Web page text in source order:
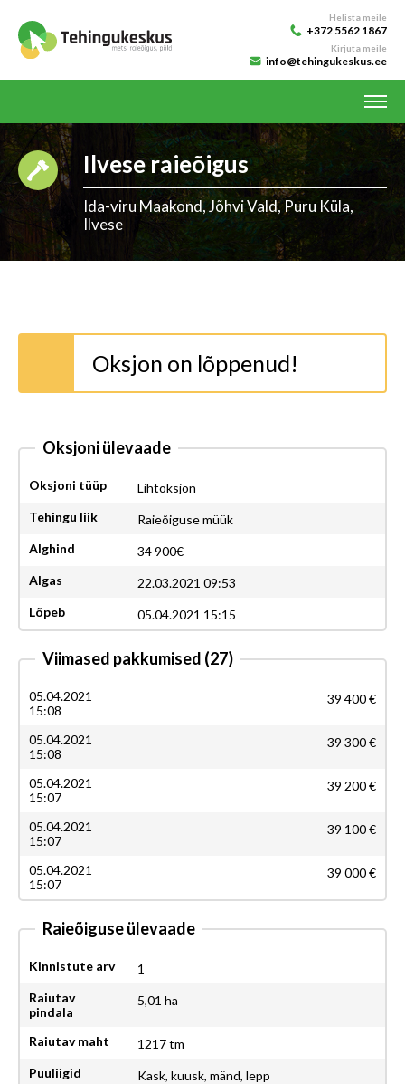
Helista meile
+372 5562 1867
Kirjuta meile
info@tehingukeskus.ee
Ilvese raieõigus
Ida-viru Maakond, Jõhvi Vald, Puru Küla,
Ilvese
Oksjon on lõppenud!
Oksjoni ülevaade
Oksjoni tüüp
Lihtoksjon
Tehingu liik
Raieõiguse müük
Alghind
34 900€
Algas
22.03.2021 09:53
Lõpeb
05.04.2021 15:15
Viimased pakkumised (27)
05.04.2021
15:08
39 400 €
05.04.2021
15:08
39 300 €
05.04.2021
15:07
39 200 €
05.04.2021
15:07
39 100 €
05.04.2021
15:07
39 000 €
Raieõiguse ülevaade
Kinnistute arv
1
Raiutav
pindala
5,01 ha
Raiutav maht
1217 tm
Puuliigid
Kask, kuusk, mänd, lepp